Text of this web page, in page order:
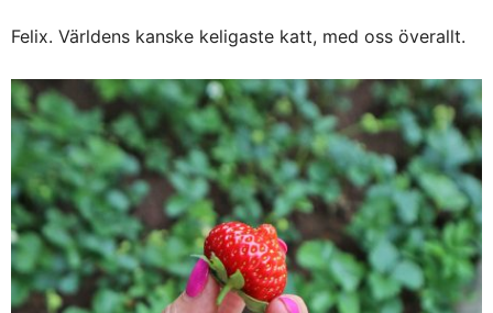
Felix. Världens kanske keligaste katt, med oss överallt.